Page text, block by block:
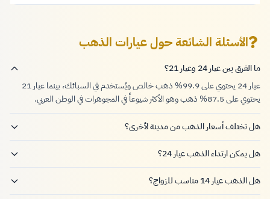
الأسئلة الشائعة حول عيارات الذهب
ما الفرق بين عيار 24 وعيار 21؟
عيار 24 يحتوي على 99.9% ذهب خالص ويُستخدم في السبائك، بينما عيار 21
يحتوي على 87.5% ذهب وهو الأكثر شيوعاً في المجوهرات في الوطن العربي.
هل تختلف أسعار الذهب من مدينة لأخرى؟
هل يمكن ارتداء الذهب عيار 24؟
هل الذهب عيار 14 مناسب للزواج؟